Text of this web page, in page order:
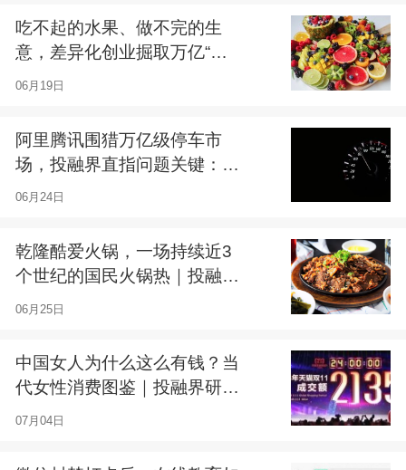
吃不起的水果、做不完的生
意，差异化创业掘取万亿“新
水果”市场丨投融界研究院016
06月19日
阿里腾讯围猎万亿级停车市
场，投融界直指问题关键：停
车场“信息孤岛”｜投融界研究
06月24日
乾隆酷爱火锅，一场持续近3
个世纪的国民火锅热｜投融界
研究院018期
06月25日
中国女人为什么这么有钱？当
代女性消费图鉴｜投融界研究
院020期
07月04日